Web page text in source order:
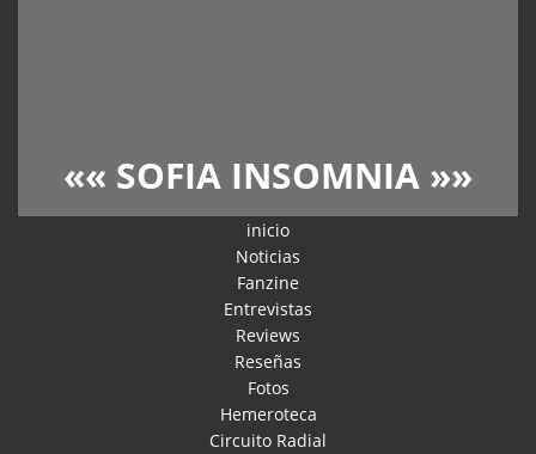
«« SOFIA INSOMNIA »»
inicio
Noticias
Fanzine
Entrevistas
Reviews
Reseñas
Fotos
Hemeroteca
Circuito Radial